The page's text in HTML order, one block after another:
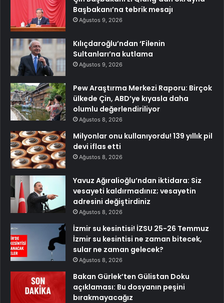
Başbakanı’na tebrik mesajı
Ağustos 9, 2026
Kılıçdaroğlu’ndan ‘Filenin
Sultanları’na kutlama
Ağustos 9, 2026
Pew Araştırma Merkezi Raporu: Birçok
ülkede Çin, ABD’ye kıyasla daha
olumlu değerlendiriliyor
Ağustos 8, 2026
Milyonlar onu kullanıyordu! 139 yıllık pil
devi iflas etti
Ağustos 8, 2026
Yavuz Ağıralioğlu’ndan iktidara: Siz
vesayeti kaldırmadınız; vesayetin
adresini değiştirdiniz
Ağustos 8, 2026
İzmir su kesintisi! İZSU 25-26 Temmuz
İzmir su kesintisi ne zaman bitecek,
sular ne zaman gelecek?
Ağustos 8, 2026
Bakan Gürlek’ten Gülistan Doku
açıklaması: Bu dosyanın peşini
bırakmayacağız